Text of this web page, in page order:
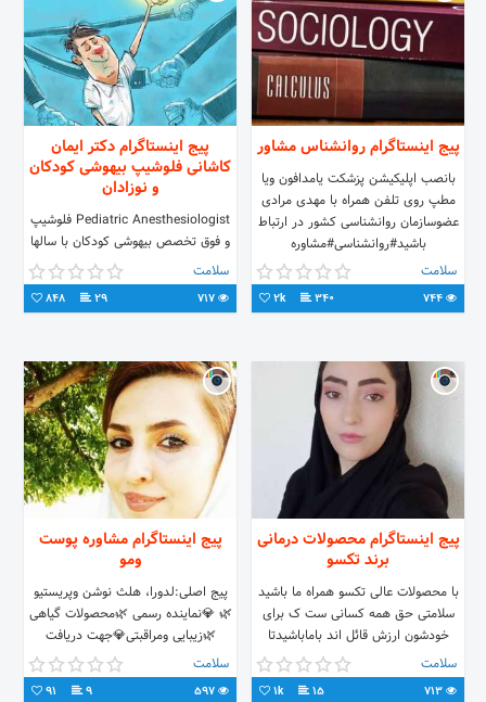
پیج اینستاگرام روانشناس مشاور
بانصب اپلیکیشن پزشکت یامدافون ویا
مطپ روی تلفن همراه با مهدی مرادی
عضوسازمان روانشناسی کشور در ارتباط
باشید#روانشناسی#مشاوره
خانواده#همسر#جنسی#ازدواجسلامت
340
2k
پیج اینستاگرام دکتر ایمان
کاشانی فلوشیپ بیهوشی کودکان
و نوزادان
Pediatric Anesthesiologist فلوشيپ
و فوق تخصص بیهوشی کودکان با سالها
تجربه در زمینه بیهوشی کودکان و
نوزادان و بیماران بدحال و بیهوشی و
آرامبخشی برای دندانپزشکی کودکان
سلامت
29
848
پیج اینستاگرام محصولات درمانی
برند تکسو
با محصولات عالی تکسو همراه ما باشید
سلامتی حق همه کسانی ست ک برای
خودشون ارزش قائل اند باماباشیدتا
زیبایی رو ب خودتون هدیه بدینسلامت
15
1k
پیج اینستاگرام مشاوره پوست
ومو
پیج اصلی:لدورا، هلث نوشن وپریستیو
🌿 💎نماينده رسمی 🌿محصولات گیاهی
🌿زیبایی ومراقبتی💎جهت دریافت
مشاوره رایگان و سفارش محصولات
دایرکت وواتساپ پیام بدید
سلامت
9
91